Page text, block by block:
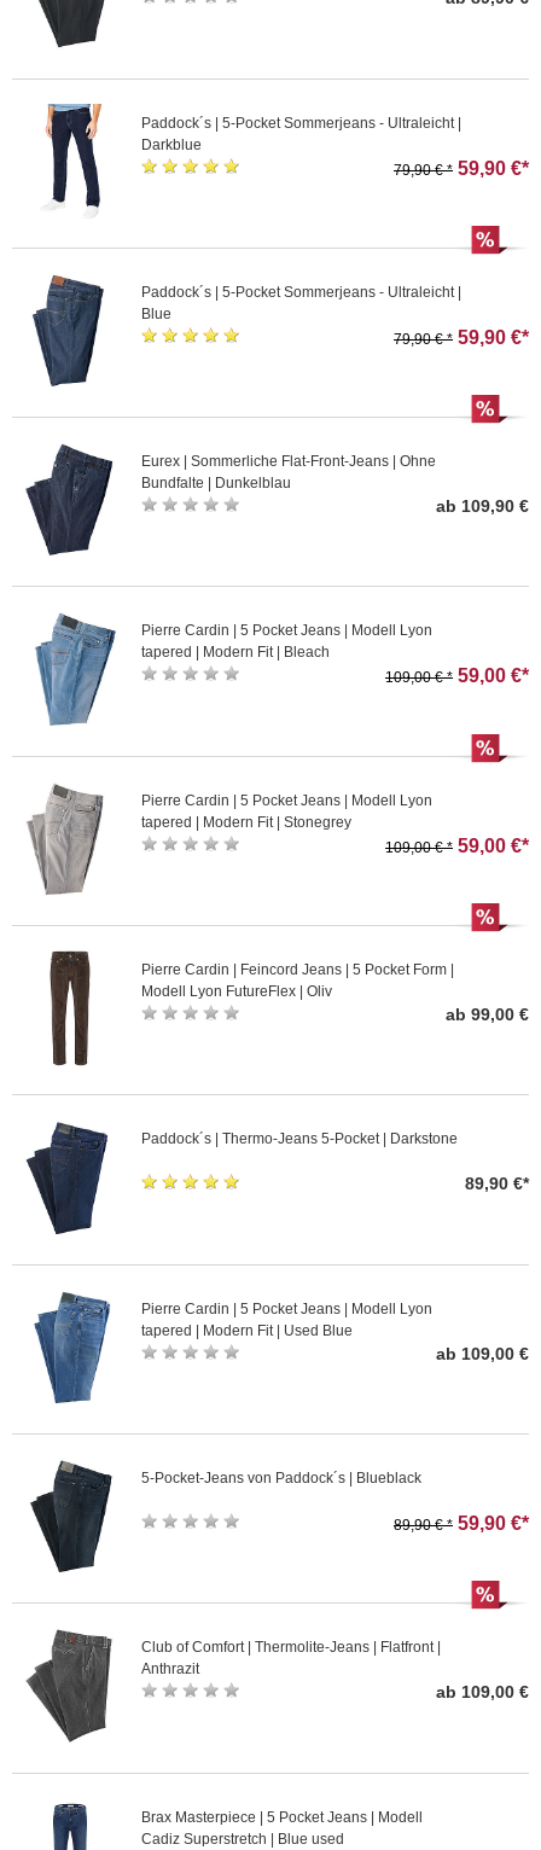
Paddock´s | 5-Pocket Sommerjeans - Ultraleicht |
Darkblue
79,90 € * 59,90 €*
Paddock´s | 5-Pocket Sommerjeans - Ultraleicht |
Blue
79,90 € * 59,90 €*
Eurex | Sommerliche Flat-Front-Jeans | Ohne
Bundfalte | Dunkelblau
ab 109,90 €
Pierre Cardin | 5 Pocket Jeans | Modell Lyon
tapered | Modern Fit | Bleach
109,00 € * 59,00 €*
Pierre Cardin | 5 Pocket Jeans | Modell Lyon
tapered | Modern Fit | Stonegrey
109,00 € * 59,00 €*
Pierre Cardin | Feincord Jeans | 5 Pocket Form |
Modell Lyon FutureFlex | Oliv
ab 99,00 €
Paddock´s | Thermo-Jeans 5-Pocket | Darkstone
89,90 €*
Pierre Cardin | 5 Pocket Jeans | Modell Lyon
tapered | Modern Fit | Used Blue
ab 109,00 €
5-Pocket-Jeans von Paddock´s | Blueblack
89,90 € * 59,90 €*
Club of Comfort | Thermolite-Jeans | Flatfront |
Anthrazit
ab 109,00 €
Brax Masterpiece | 5 Pocket Jeans | Modell
Cadiz Superstretch | Blue used